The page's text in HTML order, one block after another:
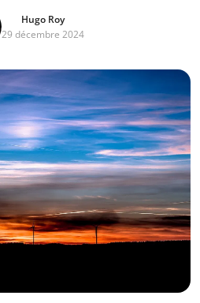
Hugo Roy
29 décembre 2024